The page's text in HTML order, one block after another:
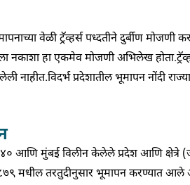
वेळीट्रॅव्हर्सपध्दतीनेदुर्बीणमोजणी
नकाशा हा एकमेव मोजणी अभिलेख
नाहीत.विदर्भप्रदेशातील भूमापन नोंदी
आणि मुंबई विलीन केलेले प्रदेश आणि क्षेत्रे (
मधील तरतुदीनुसार भूमापन करण्यात आले